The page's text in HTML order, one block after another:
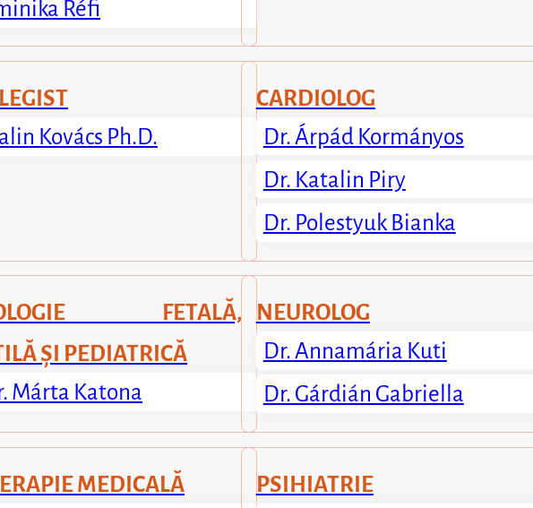
Réfi
Kovács Ph.D.
CARDIOLOG
Dr. Árpád Kormányos
Dr. Katalin Piry
Dr. Polestyuk Bianka
FETALĂ,
ȘI PEDIATRICĂ
Márta Katona
NEUROLOG
Dr. Annamária Kuti
Dr. Gárdián Gabriella
MEDICALĂ
PSIHIATRIE